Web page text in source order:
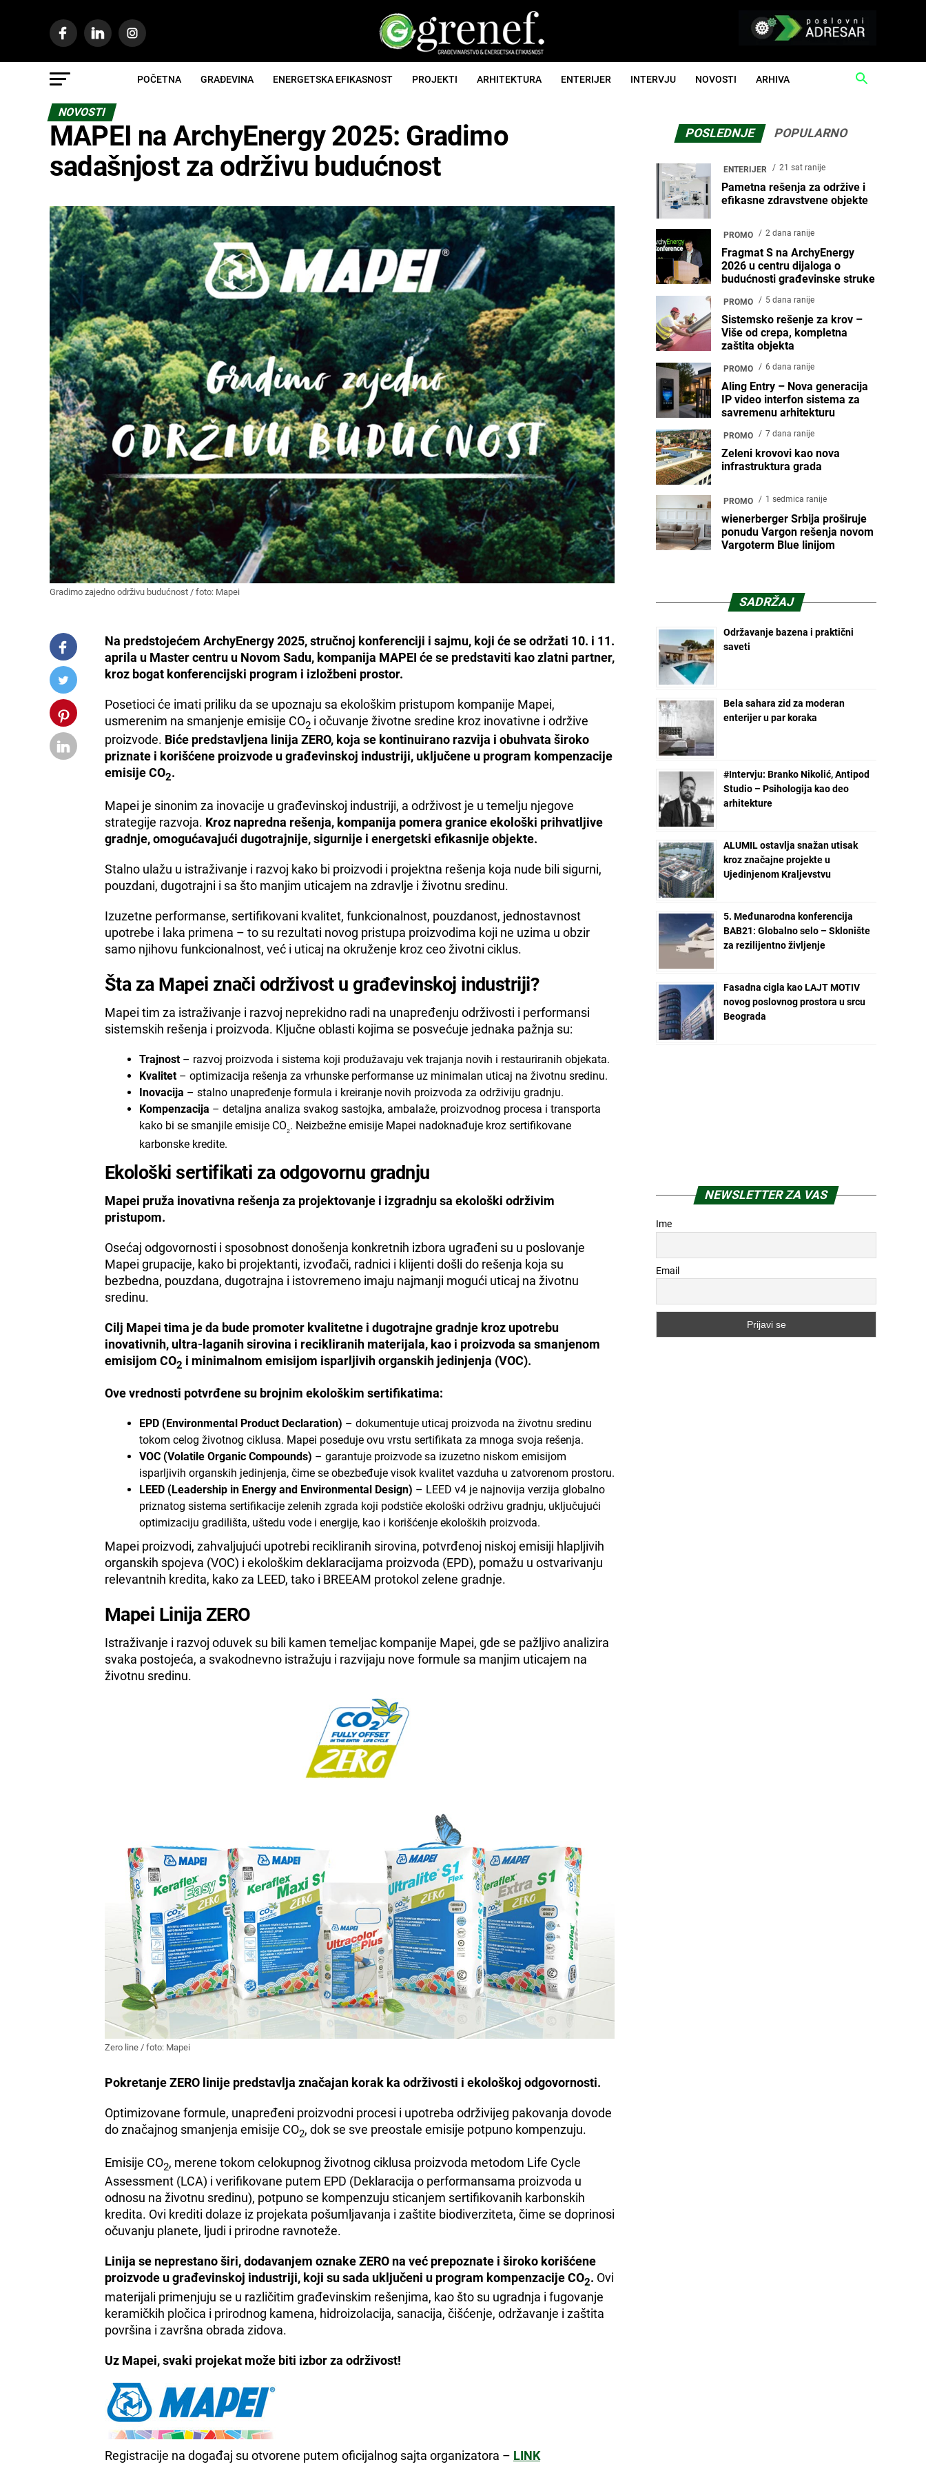
POČETNA GRAĐEVINA ENERGETSKA EFIKASNOST PROJEKTI ARHITEKTURA ENTERIJER INTERVJU NOVOSTI ARHIVA
NOVOSTI
MAPEI na ArchyEnergy 2025: Gradimo
sadašnjost za održivu budućnost
Gradimo zajedno održivu budućnost / foto: Mapei
Na predstojećem ArchyEnergy 2025, stručnoj konferenciji i sajmu, koji će se održati 10. i 11.
aprila u Master centru u Novom Sadu, kompanija MAPEI će se predstaviti kao zlatni partner,
kroz bogat konferencijski program i izložbeni prostor.
Posetioci će imati priliku da se upoznaju sa ekološkim pristupom kompanije Mapei,
usmerenim na smanjenje emisije CO2 i očuvanje životne sredine kroz inovativne i održive
proizvode. Biće predstavljena linija ZERO, koja se kontinuirano razvija i obuhvata široko
priznate i korišćene proizvode u građevinskoj industriji, uključene u program kompenzacije
emisije CO2.
Mapei je sinonim za inovacije u građevinskoj industriji, a održivost je u temelju njegove
strategije razvoja. Kroz napredna rešenja, kompanija pomera granice ekološki prihvatljive
gradnje, omogućavajući dugotrajnije, sigurnije i energetski efikasnije objekte.
Stalno ulažu u istraživanje i razvoj kako bi proizvodi i projektna rešenja koja nude bili sigurni,
pouzdani, dugotrajni i sa što manjim uticajem na zdravlje i životnu sredinu.
Izuzetne performanse, sertifikovani kvalitet, funkcionalnost, pouzdanost, jednostavnost
upotrebe i laka primena – to su rezultati novog pristupa proizvodima koji ne uzima u obzir
samo njihovu funkcionalnost, već i uticaj na okruženje kroz ceo životni ciklus.
Šta za Mapei znači održivost u građevinskoj industriji?
Mapei tim za istraživanje i razvoj neprekidno radi na unapređenju održivosti i performansi
sistemskih rešenja i proizvoda. Ključne oblasti kojima se posvećuje jednaka pažnja su:
Trajnost– razvoj proizvoda i sistema koji produžavaju vek trajanja novih i restauriranih objekata.
Kvalitet – optimizacija rešenja za vrhunske performanse uz minimalan uticaj na životnu sredinu.
Inovacija – stalno unapređenje formula i kreiranje novih proizvoda za održiviju gradnju.
Kompenzacija – detaljna analiza svakog sastojka, ambalaže, proizvodnog procesa i transporta
kako bi se smanjile emisije CO₂. Neizbežne emisije Mapei nadoknađuje kroz sertifikovane
karbonske kredite.
Ekološki sertifikati za odgovornu gradnju
Mapei pruža inovativna rešenja za projektovanje i izgradnju sa ekološki održivim
pristupom.
Osećaj odgovornosti i sposobnost donošenja konkretnih izbora ugrađeni su u poslovanje
Mapei grupacije, kako bi projektanti, izvođači, radnici i klijenti došli do rešenja koja su
bezbedna, pouzdana, dugotrajna i istovremeno imaju najmanji mogući uticaj na životnu
sredinu.
Cilj Mapei tima je da bude promoter kvalitetne i dugotrajne gradnje kroz upotrebu
inovativnih, ultra-laganih sirovina i recikliranih materijala, kao i proizvoda sa smanjenom
emisijom CO2 i minimalnom emisijom isparljivih organskih jedinjenja (VOC).
Ove vrednosti potvrđene su brojnim ekološkim sertifikatima:
EPD (Environmental Product Declaration) – dokumentuje uticaj proizvoda na životnu sredinu
tokom celog životnog ciklusa. Mapei poseduje ovu vrstu sertifikata za mnoga svoja rešenja.
VOC (Volatile Organic Compounds) – garantuje proizvode sa izuzetno niskom emisijom
isparljivih organskih jedinjenja, čime se obezbeđuje visok kvalitet vazduha u zatvorenom prostoru.
LEED (Leadership in Energy and Environmental Design) – LEED v4 je najnovija verzija globalno
priznatog sistema sertifikacije zelenih zgrada koji podstiče ekološki održivu gradnju, uključujući
optimizaciju gradilišta, uštedu vode i energije, kao i korišćenje ekoloških proizvoda.
Mapei proizvodi, zahvaljujući upotrebi recikliranih sirovina, potvrđenoj niskoj emisiji hlapljivih
organskih spojeva (VOC) i ekološkim deklaracijama proizvoda (EPD), pomažu u ostvarivanju
relevantnih kredita, kako za LEED, tako i BREEAM protokol zelene gradnje.
Mapei Linija ZERO
Istraživanje i razvoj oduvek su bili kamen temeljac kompanije Mapei, gde se pažljivo analizira
svaka postojeća, a svakodnevno istražuju i razvijaju nove formule sa manjim uticajem na
životnu sredinu.
Zero line / foto: Mapei
Pokretanje ZERO linije predstavlja značajan korak ka održivosti i ekološkoj odgovornosti.
Optimizovane formule, unapređeni proizvodni procesi i upotreba održivijeg pakovanja dovode
do značajnog smanjenja emisije CO2, dok se sve preostale emisije potpuno kompenzuju.
Emisije CO2, merene tokom celokupnog životnog ciklusa proizvoda metodom Life Cycle
Assessment (LCA) i verifikovane putem EPD (Deklaracija o performansama proizvoda u
odnosu na životnu sredinu), potpuno se kompenzuju sticanjem sertifikovanih karbonskih
kredita. Ovi krediti dolaze iz projekata pošumljavanja i zaštite biodiverziteta, čime se doprinosi
očuvanju planete, ljudi i prirodne ravnoteže.
Linija se neprestano širi, dodavanjem oznake ZERO na već prepoznate i široko korišćene
proizvode u građevinskoj industriji, koji su sada uključeni u program kompenzacije CO2. Ovi
materijali primenjuju se u različitim građevinskim rešenjima, kao što su ugradnja i fugovanje
keramičkih pločica i prirodnog kamena, hidroizolacija, sanacija, čišćenje, održavanje i zaštita
površina i završna obrada zidova.
Uz Mapei, svaki projekat može biti izbor za održivost!
Registracije na događaj su otvorene putem oficijalnog sajta organizatora – LINK
POSLEDNJE POPULARNO
ENTERIJER 21 sat ranije
Pametna rešenja za održive i
efikasne zdravstvene objekte
PROMO 2 dana ranije
Fragmat S na ArchyEnergy
2026 u centru dijaloga o
budućnosti građevinske struke
PROMO 5 dana ranije
Sistemsko rešenje za krov –
Više od crepa, kompletna
zaštita objekta
PROMO 6 dana ranije
Aling Entry – Nova generacija
IP video interfon sistema za
savremenu arhitekturu
PROMO 7 dana ranije
Zeleni krovovi kao nova
infrastruktura grada
PROMO 1 sedmica ranije
wienerberger Srbija proširuje
ponudu Vargon rešenja novom
Vargoterm Blue linijom
SADRŽAJ
Održavanje bazena i praktični
saveti
Bela sahara zid za moderan
enterijer u par koraka
#Intervju: Branko Nikolić, Antipod
Studio – Psihologija kao deo
arhitekture
ALUMIL ostavlja snažan utisak
kroz značajne projekte u
Ujedinjenom Kraljevstvu
5. Međunarodna konferencija
BAB21: Globalno selo – Sklonište
za rezilijentno življenje
Fasadna cigla kao LAJT MOTIV
novog poslovnog prostora u srcu
Beograda
NEWSLETTER ZA VAS
Ime
Email